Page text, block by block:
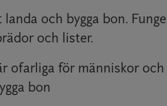
och bygga bon.
och lister.
ofarliga för människor och
bon